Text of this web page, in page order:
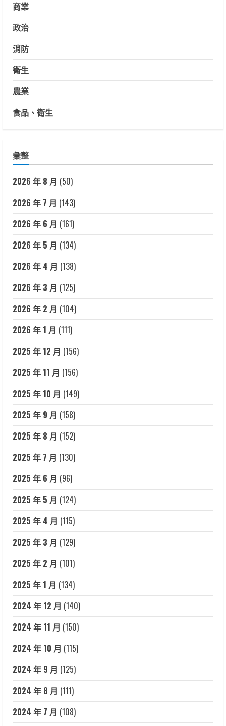
商業
政治
消防
衛生
農業
食品、衛生
彙整
2026 年 8 月 (50)
2026 年 7 月 (143)
2026 年 6 月 (161)
2026 年 5 月 (134)
2026 年 4 月 (138)
2026 年 3 月 (125)
2026 年 2 月 (104)
2026 年 1 月 (111)
2025 年 12 月 (156)
2025 年 11 月 (156)
2025 年 10 月 (149)
2025 年 9 月 (158)
2025 年 8 月 (152)
2025 年 7 月 (130)
2025 年 6 月 (96)
2025 年 5 月 (124)
2025 年 4 月 (115)
2025 年 3 月 (129)
2025 年 2 月 (101)
2025 年 1 月 (134)
2024 年 12 月 (140)
2024 年 11 月 (150)
2024 年 10 月 (115)
2024 年 9 月 (125)
2024 年 8 月 (111)
2024 年 7 月 (108)